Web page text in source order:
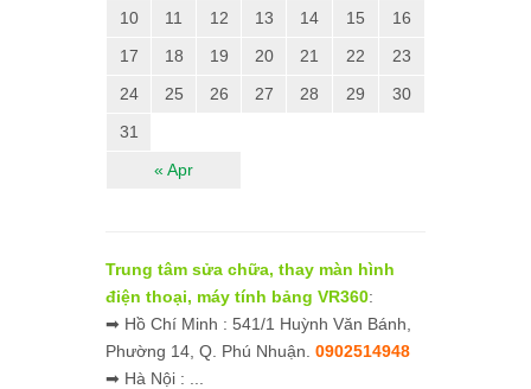
« Apr
10
11 12 13 14 15
16
17
18 19 20 21 22
23
24
25 26 27 28 29
30
31
Trung tâm sửa chữa, thay màn hình
điện thoại, máy tính bảng VR360:
➡ Hồ Chí Minh : 541/1 Huỳnh Văn Bánh,
Phường 14, Q. Phú Nhuận. 0902514948
➡ Hà Nội : ...